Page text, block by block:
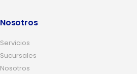
Nosotros
Servicios
Sucursales
Nosotros